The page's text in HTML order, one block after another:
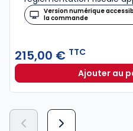
Version numérique
la commande
215,00 € TTC
Ajouter au